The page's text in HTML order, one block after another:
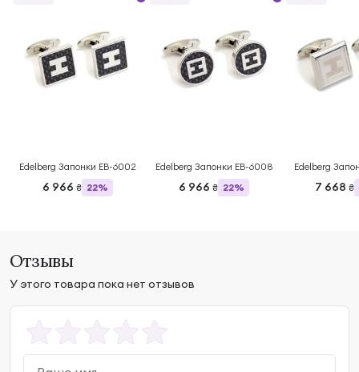
Edelberg Запонки EB-6002
6 966 ₴ 22%
Edelberg Запонки EB-6008
6 966 ₴ 22%
Edelberg
7 668 ₴
Отзывы
У этого товара пока нет отзывов